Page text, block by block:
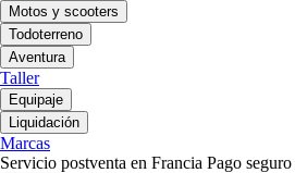
Motos y scooters
Todoterreno
Aventura
Taller
Equipaje
Liquidación
Marcas
Servicio postventa en Francia Pago seguro